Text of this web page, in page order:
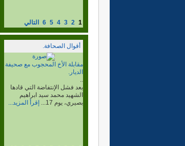
1
2
3
4
5
6 التالي
أقوال الصحافة.
لقاء المنسق العام مع الرأي
المستنير.
..
الرأي المستنير: هل لكم أن
تعطونا لمحة موجزة عن
شخصكم وعن تاريخ...
إقرأ